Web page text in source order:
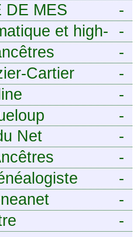
-
DE MES
ce que
sur ma
jamais osé
-
et high-
IT.
-
-
Cartier
-
-
-
Net
-
-
-
-